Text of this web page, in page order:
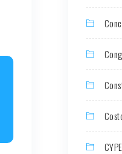
CYPE